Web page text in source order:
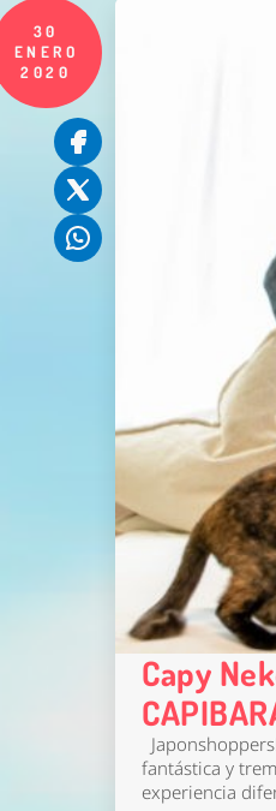
30
ENERO
2020
Capy
fantástica y
experiencia